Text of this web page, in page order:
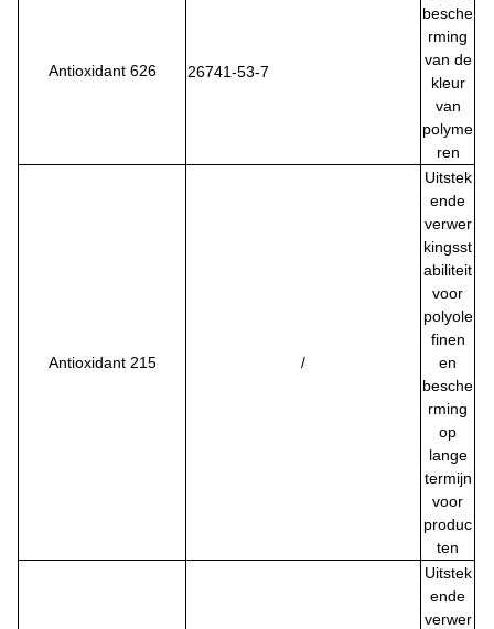
Antioxidant 626 26741-53-7
besche
rming
van de
kleur
van
polyme
ren
Antioxidant 215 /
Uitstek
ende
verwer
kingsst
abiliteit
voor
polyole
finen
en
besche
rming
op
lange
termijn
voor
produc
ten
Uitstek
ende
verwer